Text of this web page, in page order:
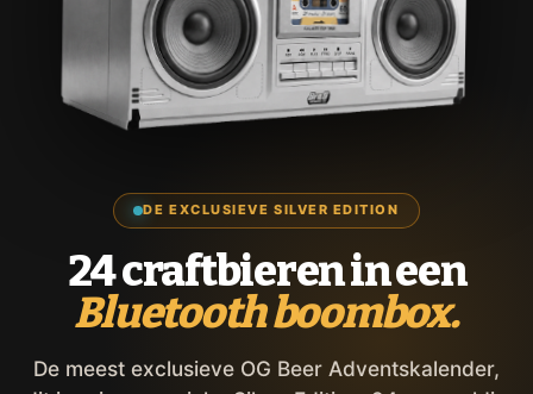
DE EXCLUSIEVE SILVER EDITION
24 craftbieren in een
Bluetooth boombox.
De meest exclusieve OG Beer Adventskalender,